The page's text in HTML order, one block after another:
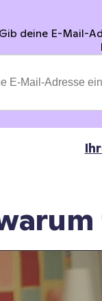
Gib deine E-Mail-